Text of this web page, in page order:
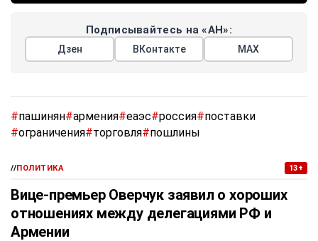
Подписывайтесь на «АН»:
Дзен ВКонтакте МАХ
#пашинян#армения#еаэс#россия#поставки
#ограничения#торговля#пошлины
//ПОЛИТИКА 13+
Вице-премьер Оверчук заявил о хороших
отношениях между делегациями РФ и
Армении